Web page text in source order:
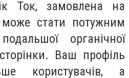
Ток, замовлена на
може стати потужним
органічної
Ваш профіль
користувачів, а